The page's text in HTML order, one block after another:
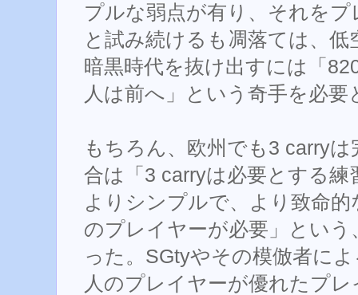
プルな弱点が有り、それを
と試み続けるも凋落ては、
暗黒時代を抜け出すには「
人は前へ」という奇手を必要
もちろん、欧州でも3 carry
合は「3 carryは必要とする
よりシンプルで、より致命
のプレイヤーが必要」とい
った。SGtyやその模倣者に
人のプレイヤーが優れたプ